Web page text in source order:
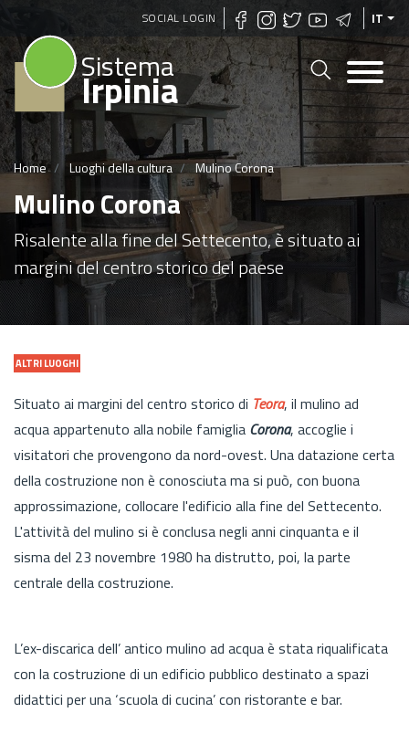
Salta
al
contenuto
principale
SOCIAL LOGIN IT
Sistema
Irpinia
Home Luoghi della cultura Mulino Corona
Mulino Corona
Risalente alla fine del Settecento, è situato ai
margini del centro storico del paese
ALTRI LUOGHI
Situato ai margini del centro storico di Teora, il mulino ad
acqua appartenuto alla nobile famiglia Corona, accoglie i
visitatori che provengono da nord-ovest. Una datazione certa
della costruzione non è conosciuta ma si può, con buona
approssimazione, collocare l'edificio alla fine del Settecento.
L'attività del mulino si è conclusa negli anni cinquanta e il
sisma del 23 novembre 1980 ha distrutto, poi, la parte
centrale della costruzione.
L’ex-discarica dell’ antico mulino ad acqua è stata riqualificata
con la costruzione di un edificio pubblico destinato a spazi
didattici per una ‘scuola di cucina’ con ristorante e bar.